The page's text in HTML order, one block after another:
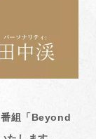
組「Beyond